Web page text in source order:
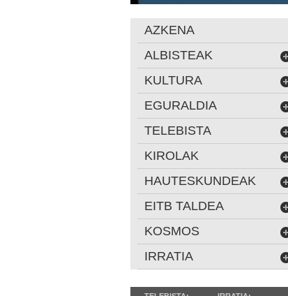
AZKENA
ALBISTEAK
KULTURA
EGURALDIA
TELEBISTA
KIROLAK
HAUTESKUNDEAK
EITB TALDEA
KOSMOS
IRRATIA